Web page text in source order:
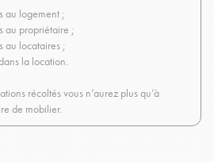
au logement ;
au propriétaire ;
au locataires ;
la location.
récoltés vous n’aurez plus qu’à
de mobilier.